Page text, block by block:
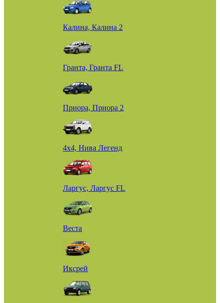
Калина, Калина 2
Гранта, Гранта FL
Приора, Приора 2
4х4, Нива Легенд
Ларгус, Ларгус FL
Веста
Иксрей